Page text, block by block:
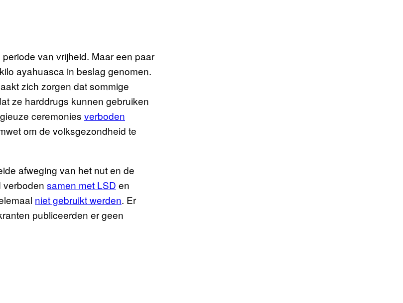
van vrijheid. Maar een paar
ayahuasca in beslag genomen.
zich zorgen dat sommige
ze harddrugs kunnen gebruiken
ceremonies verboden
om de volksgezondheid te
afweging van het nut en de
verboden samen met LSD en
niet gebruikt werden. Er
publiceerden er geen